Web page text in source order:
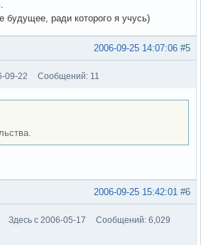
будущее, ради которого я учусь)
#5
2006-09-25 14:07:06
09-22 Сообщений: 11
#6
2006-09-25 15:42:01
Здесь с 2006-05-17
Сообщений: 6,029